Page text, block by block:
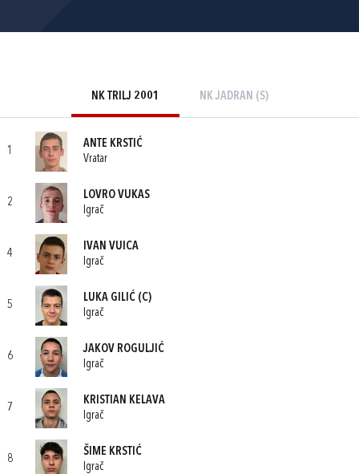
NK TRILJ 2001 NK JADRAN (S)
1
ANTE KRSTIĆ
Vratar
2
LOVRO VUKAS
Igrač
4
IVAN VUICA
Igrač
5
LUKA GILIĆ (C)
Igrač
6
JAKOV ROGULJIĆ
Igrač
7
KRISTIAN KELAVA
Igrač
8
ŠIME KRSTIĆ
Igrač